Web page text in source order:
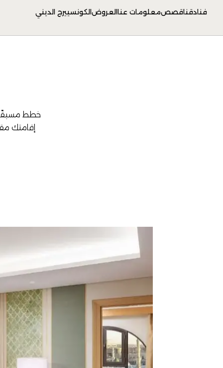
فنادقناقصصمعلومات عناالعروضالكونسييرج الديني
خطط مسبقًا
إقامتك